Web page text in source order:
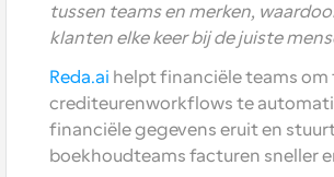
tussen teams en merken,
klanten elke keer bij de juiste
Reda.ai helpt financiële teams
crediteurenworkflows te
financiële gegevens eruit en
boekhoudteams facturen sneller